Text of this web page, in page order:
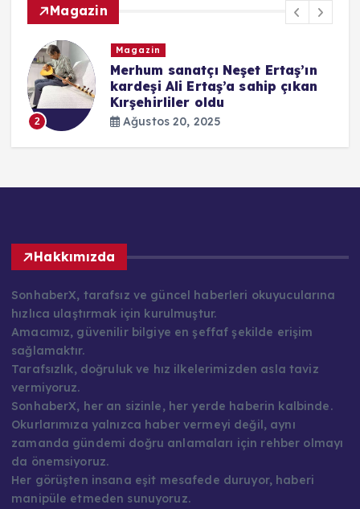
Magazin
2
Magazin
Merhum sanatçı Neşet Ertaş’ın
kardeşi Ali Ertaş’a sahip çıkan
Kırşehirliler oldu
Ağustos 20, 2025
Hakkımızda
SonhaberX, tarafsız ve güncel haberleri okuyucularına
hızlıca ulaştırmak için kurulmuştur.
Amacımız, güvenilir bilgiye en şeffaf şekilde erişim
sağlamaktır.
Tarafsızlık, doğruluk ve hız ilkelerimizden asla taviz
vermiyoruz.
SonhaberX, her an sizinle, her yerde haberin kalbinde.
Okurlarımıza yalnızca haber vermeyi değil, aynı
zamanda gündemi doğru anlamaları için rehber olmayı
da önemsiyoruz.
Her görüşten insana eşit mesafede duruyor, haberi
manipüle etmeden sunuyoruz.